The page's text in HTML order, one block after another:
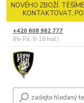
NOVÉHO ZBOŽÍ.
KONTAKTOVAT,
+420 608 982 777
(Po-Pá, 8-18 hod.)